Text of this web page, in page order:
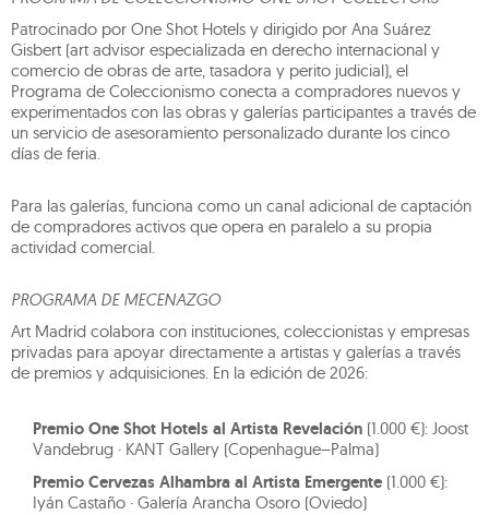
Patrocinado por One Shot Hotels y dirigido por Ana Suárez
Gisbert (art advisor especializada en derecho internacional y
comercio de obras de arte, tasadora y perito judicial), el
Programa de Coleccionismo conecta a compradores nuevos y
experimentados con las obras y galerías participantes a través de
un servicio de asesoramiento personalizado durante los cinco
días de feria.
Para las galerías, funciona como un canal adicional de captación
de compradores activos que opera en paralelo a su propia
actividad comercial.
PROGRAMA DE MECENAZGO
Art Madrid colabora con instituciones, coleccionistas y empresas
privadas para apoyar directamente a artistas y galerías a través
de premios y adquisiciones. En la edición de 2026:
Premio One Shot Hotels al Artista Revelación (1.000 €): Joost
Vandebrug · KANT Gallery (Copenhague–Palma)
Premio Cervezas Alhambra al Artista Emergente (1.000 €):
Iyán Castaño · Galería Arancha Osoro (Oviedo)